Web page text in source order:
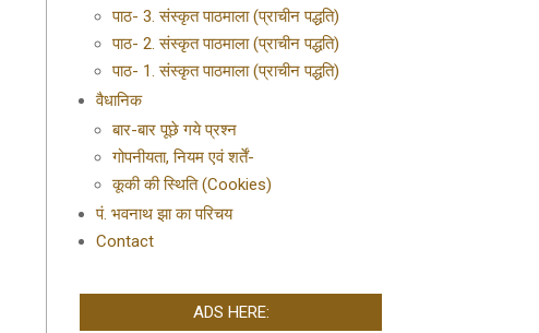
पाठ- 3. संस्कृत पाठमाला (प्राचीन पद्धति)
पाठ- 2. संस्कृत पाठमाला (प्राचीन पद्धति)
पाठ- 1. संस्कृत पाठमाला (प्राचीन पद्धति)
वैधानिक
बार-बार पूछे गये प्रश्न
गोपनीयता, नियम एवं शर्तें-
कूकी की स्थिति (Cookies)
पं. भवनाथ झा का परिचय
Contact
ADS HERE: